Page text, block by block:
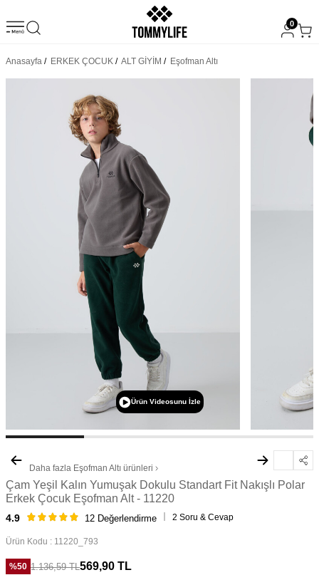
0
Anasayfa / ERKEK ÇOCUK / ALT GİYİM / Eşofman Altı
Ürün Videosunu İzle
Daha fazla Eşofman Altı ürünleri
Çam Yeşil Kalın Yumuşak Dokulu Standart Fit Nakışlı Polar
Erkek Çocuk Eşofman Alt - 11220
4.9 12 Değerlendirme 2 Soru & Cevap
Ürün Kodu : 11220_793
%50 1.136,59TL569,90 TL